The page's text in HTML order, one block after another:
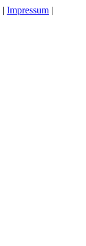
| Impressum |